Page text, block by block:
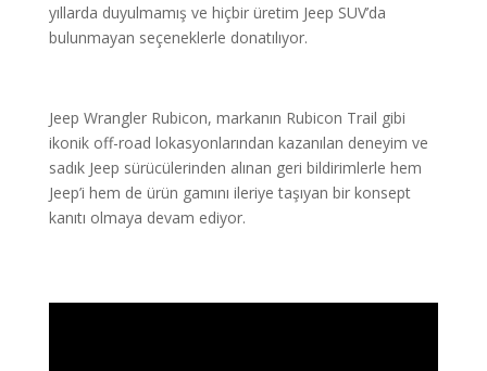
yıllarda duyulmamış ve hiçbir üretim Jeep SUV’da
bulunmayan seçeneklerle donatılıyor.
Jeep Wrangler Rubicon, markanın Rubicon Trail gibi
ikonik off-road lokasyonlarından kazanılan deneyim ve
sadık Jeep sürücülerinden alınan geri bildirimlerle hem
Jeep’i hem de ürün gamını ileriye taşıyan bir konsept
kanıtı olmaya devam ediyor.